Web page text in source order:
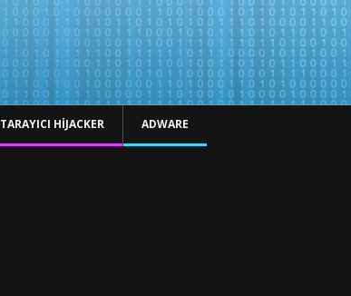
TARAYICI HIJACKER ADWARE